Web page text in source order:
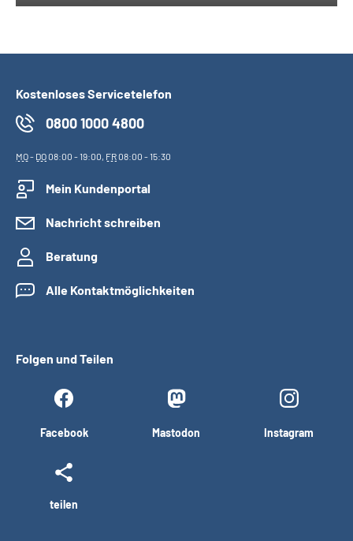
Mein Kundenportal
Kostenloses Servicetelefon
0800 1000 4800
MO- DO08:00 - 19:00, FR08:00 - 15:30
Mein Kundenportal
Nachricht schreiben
Beratung
Alle Kontaktmöglichkeiten
Folgen und Teilen
Facebook Mastodon Instagram
teilen